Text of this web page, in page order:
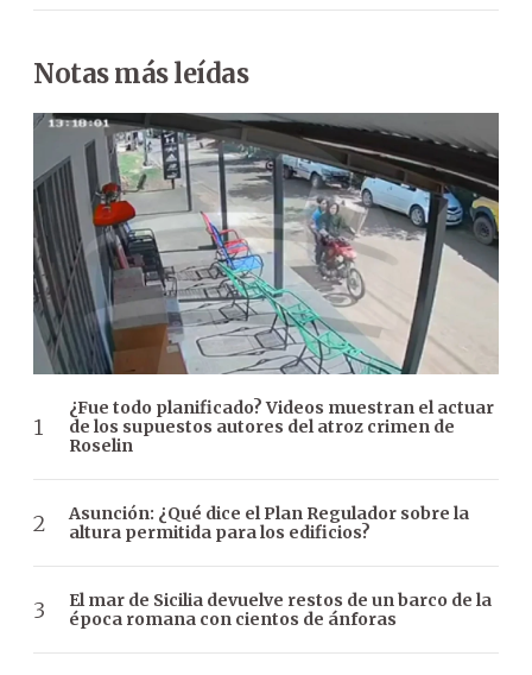
Notas más leídas
¿Fue todo planificado? Videos muestran el actuar
de los supuestos autores del atroz crimen de
Roselin
Asunción: ¿Qué dice el Plan Regulador sobre la
altura permitida para los edificios?
El mar de Sicilia devuelve restos de un barco de la
época romana con cientos de ánforas